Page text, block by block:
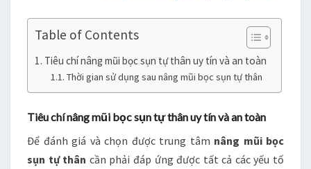
Table of Contents
Tiêu chí nâng mũi bọc sụn tự thân uy tín và an toàn
Thời gian sử dụng sau nâng mũi bọc sụn tự thân
Tiêu chí nâng mũi bọc sụn tự thân uy tín và an toàn
Để đánh giá và chọn được trung tâm nâng mũi bọc
sụn tự thân cần phải đáp ứng được tất cả các yếu tố